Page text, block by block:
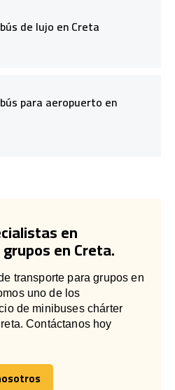
de lujo en Creta
para aeropuerto en
en
en Creta.
transporte para grupos en
uno de los
de minibuses chárter
Contáctanos hoy